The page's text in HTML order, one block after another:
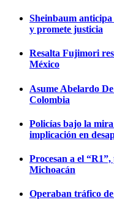
Sheinbaum anticipa
y promete justicia
Resalta Fujimori
México
Asume Abelardo
Colombia
Policías bajo la
implicación en
Procesan a el
Michoacán
Operaban tráfico